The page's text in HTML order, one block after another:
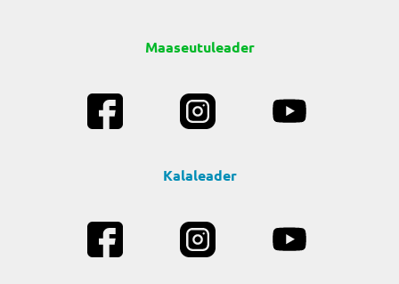
Maaseutuleader
Kalaleader